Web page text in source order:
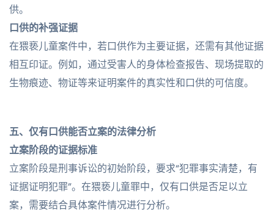
供。
口供的补强证据
在猥亵儿童案件中，若口供作为主要证据，还需有其他证据
相互印证。例如，通过受害人的身体检查报告、现场提取的
生物痕迹、物证等来证明案件的真实性和口供的可信度。
五、仅有口供能否立案的法律分析
立案阶段的证据标准
立案阶段是刑事诉讼的初始阶段，要求“犯罪事实清楚，有
证据证明犯罪”。在猥亵儿童罪中，仅有口供是否足以立
案，需要结合具体案件情况进行分析。